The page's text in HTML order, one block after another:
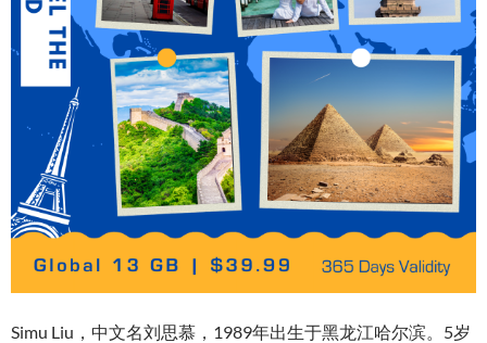
Simu Liu，中文名刘思慕，1989年出生于黑龙江哈尔滨。5岁